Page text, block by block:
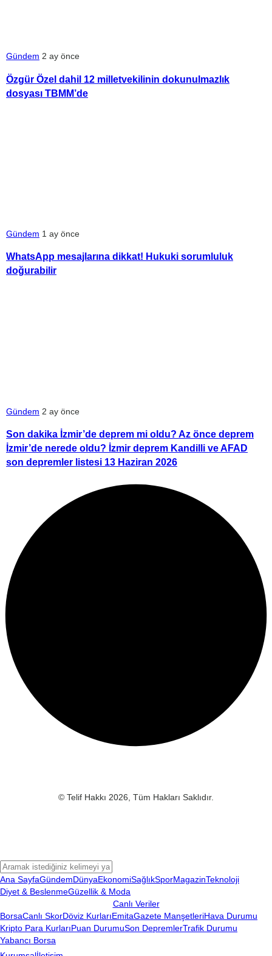
Gündem 2 ay önce
Özgür Özel dahil 12 milletvekilinin dokunulmazlık
dosyası TBMM’de
Gündem 1 ay önce
WhatsApp mesajlarına dikkat! Hukuki sorumluluk
doğurabilir
Gündem 2 ay önce
Son dakika İzmir’de deprem mi oldu? Az önce deprem
İzmir’de nerede oldu? İzmir deprem Kandilli ve AFAD
son depremler listesi 13 Haziran 2026
© Telif Hakkı 2026, Tüm Hakları Saklıdır.
Ana SayfaGündemDünyaEkonomiSağlıkSporMagazinTeknoloji
Diyet & BeslenmeGüzellik & Moda
Canlı Veriler
BorsaCanlı SkorDöviz KurlarıEmitaGazete ManşetleriHava Durumu
Kripto Para KurlarıPuan DurumuSon DepremlerTrafik Durumu
Yabancı Borsa